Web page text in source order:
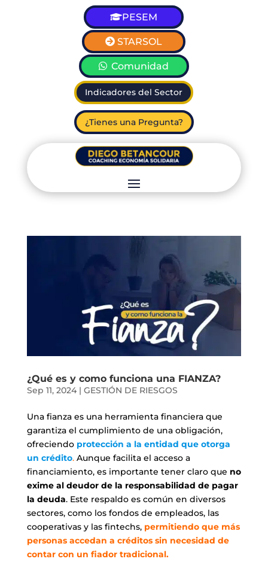
PESEM
STARSOL
Comunidad
Indicadores del Sector
¿Tienes una Pregunta?
¿Qué es y como funciona una FIANZA?
Sep 11, 2024| GESTIÓN DE RIESGOS
Una fianza es una herramienta financiera que
garantiza el cumplimiento de una obligación,
ofreciendo protección a la entidad que otorga
un crédito.Aunque facilita el acceso a
financiamiento, es importante tener claro que no
exime al deudor de la responsabilidad de pagar
la deuda. Este respaldo es común en diversos
sectores, como los fondos de empleados, las
cooperativas y las fintechs, permitiendo que más
personas accedan a créditos sin necesidad de
contar con un fiador tradicional.